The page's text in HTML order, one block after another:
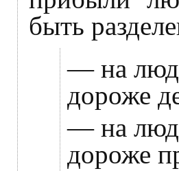
быть
— на
дороже
— на
дороже